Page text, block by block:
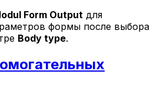
Form Output для
формы после выбора
Body type.